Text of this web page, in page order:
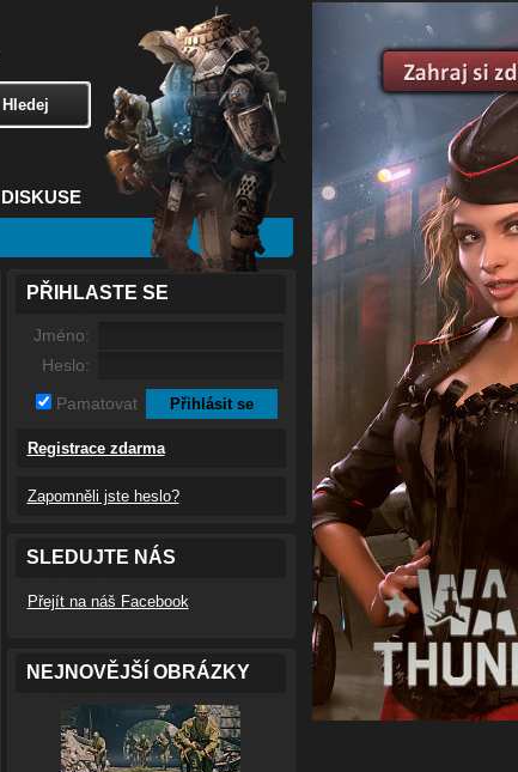
DISKUSE
PŘIHLASTE SE
Jméno:
Heslo:
Pamatovat
Registrace zdarma
Zapomněli jste heslo?
SLEDUJTE NÁS
Přejít na náš Facebook
NEJNOVĚJŠÍ OBRÁZKY